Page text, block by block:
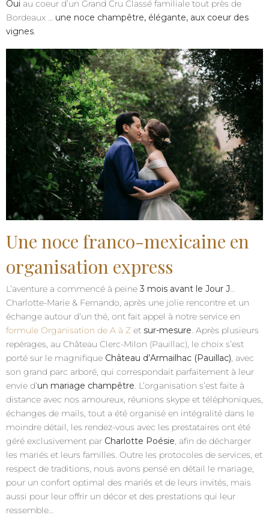
Oui au coeur d’un Grand Cru Classé familiale tout près de
Bordeaux … une noce champêtre, élégante, aux coeur des
vignes.
Une noce franco-mexicaine en
organisation express
L’aventure a commencé à peine 3 mois avant le Jour J…
Charlotte-Marie & Fernando, après une jolie rencontre et un
échange autour d’un thé, ont fait appel à notre service en
formule Organisation de A à Z et sur-mesure. Après plusieurs
repérages, au Château Clerc-Milon (Pauillac), le choix s’est
porté sur le magnifique Château d’Armailhac (Pauillac), avec
son grand parc arboré, qui correspondait parfaitement à leur
envie d’un mariage champêtre. L’organisation s’est faite à
distance avec nos amoureux, réunions skype et téléphoniques,
échanges de mails, tout a été organisé en intégralité dans le
moindre détail, les rendez-vous avec les prestataires ont été
géré exclusivement par Charlotte Poésie, afin de décharger
les mariés et leurs familles. Outre les protocoles de services, et
respect de traditions, nous avons pensé en détail le mariage,
pour un confort optimal des mariés et de leurs invités, mais
aussi pour leur offrir un décor et des prestations qui leur
ressemble…